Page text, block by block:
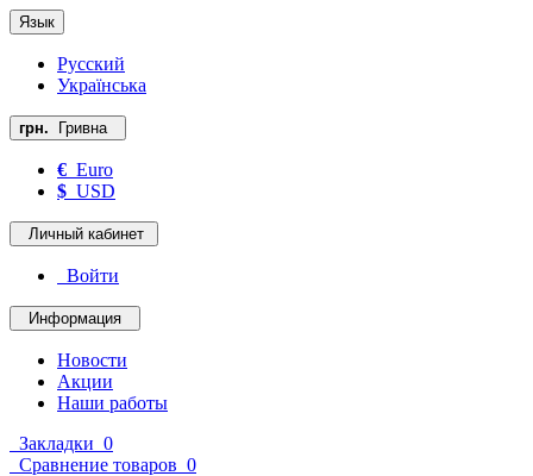
Язык
Русский
Українська
грн. Гривна
€ Euro
$ USD
Личный кабинет
Войти
Информация
Новости
Акции
Наши работы
Закладки 0
Сравнение товаров 0